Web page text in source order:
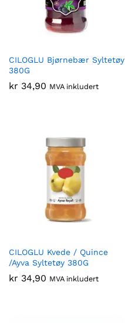
CILOGLU Bjørnebær Syltetøy
380G
kr 34,90 MVA inkludert
CILOGLU Kvede / Quince
/Ayva Syltetøy 380G
kr 34,90 MVA inkludert